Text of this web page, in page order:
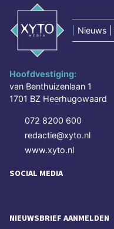
Nieuws
Hoofdvestiging:
van Benthuizenlaan 1
1701 BZ Heerhugowaard
072 8200 600
redactie@xyto.nl
www.xyto.nl
SOCIAL MEDIA
NIEUWSBRIEF AANMELDEN